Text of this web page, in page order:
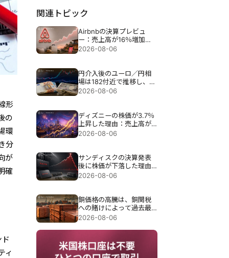
形
の
環
分
が
確
ィ
関連トピック
Airbnbの決算プレビュ
ー：売上高が16％増加し
ても、Airbnbの株価が下
2026-08-06
円介入後のユーロ／円相
場は182付近で推移し、円
介入が試される。
2026-08-06
ディズニーの株価が3.7％
上昇した理由：売上高が
予想を下回ったにもかか
2026-08-06
サンディスクの決算発表
後に株価が下落した理由
は、過去最高の89億7000
とだ。
2026-08-06
銅価格の高騰は、銅関税
への賭けによって過去最
高の6,703ドルまで押し上
2026-08-06